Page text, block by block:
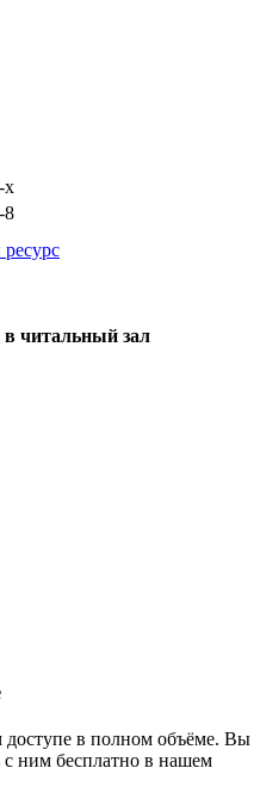
x
8
в читальный зал
доступе в полном объёме. Вы
с ним бесплатно в нашем